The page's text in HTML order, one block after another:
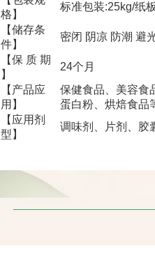
格】
标准包装:25kg/纸
【储存条
件】
密闭 阴凉 防潮 避
【保 质 期
】
24个月
【产品应
用】
保健食品、美容食
蛋白粉、烘焙食品
【应用剂
型】
调味剂、片剂、胶